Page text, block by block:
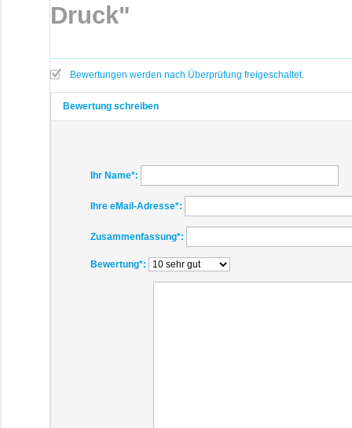
Druck"
Bewertungen werden nach Überprüfung freigeschaltet.
Bewertung schreiben
Ihr Name*:
Ihre eMail-Adresse*:
Zusammenfassung*:
Bewertung*: